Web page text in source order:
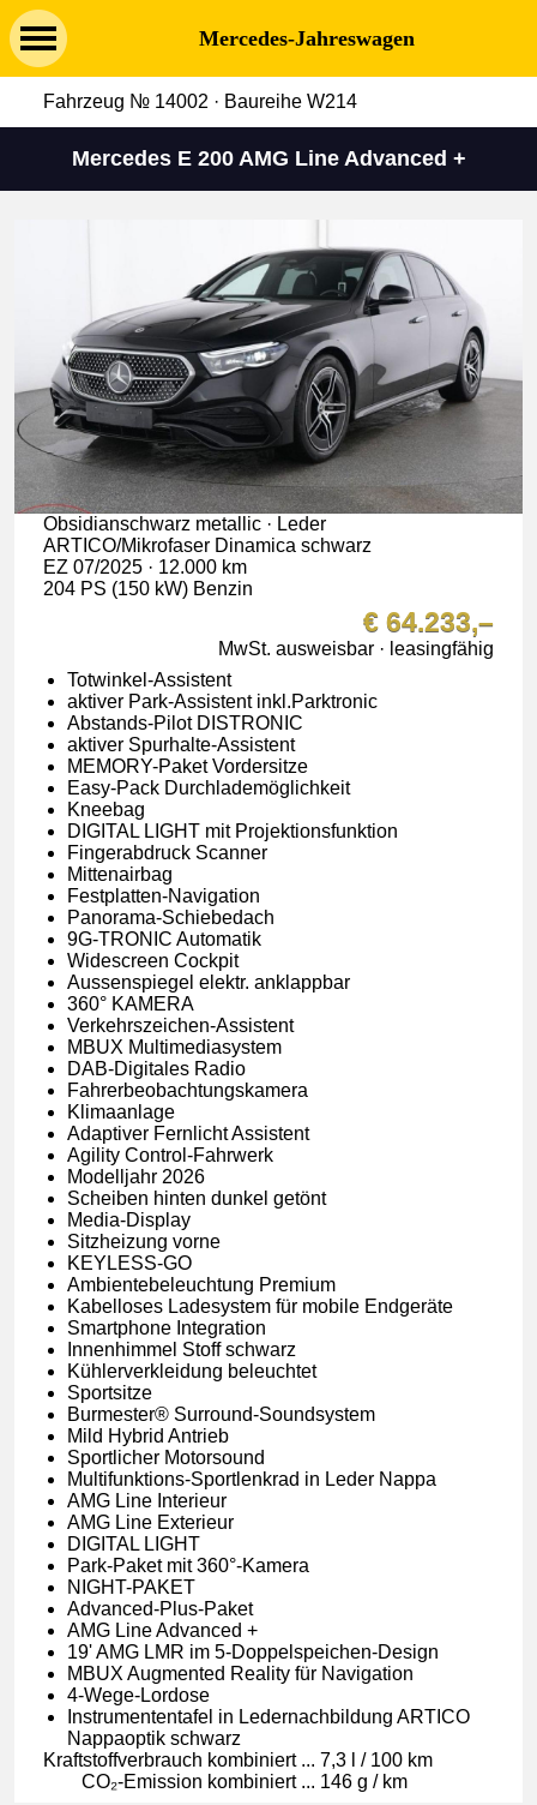
Mercedes-Jahreswagen
Fahrzeug № 14002 · Baureihe W214
Mercedes E 200 AMG Line Advanced +
Obsidianschwarz metallic · Leder
ARTICO/Mikrofaser Dinamica schwarz
EZ 07/2025 · 12.000 km
204 PS (150 kW) Benzin
€ 64.233,–
MwSt. ausweisbar · leasingfähig
Totwinkel-Assistent
aktiver Park-Assistent inkl.Parktronic
Abstands-Pilot DISTRONIC
aktiver Spurhalte-Assistent
MEMORY-Paket Vordersitze
Easy-Pack Durchlademöglichkeit
Kneebag
DIGITAL LIGHT mit Projektionsfunktion
Fingerabdruck Scanner
Mittenairbag
Festplatten-Navigation
Panorama-Schiebedach
9G-TRONIC Automatik
Widescreen Cockpit
Aussenspiegel elektr. anklappbar
360° KAMERA
Verkehrszeichen-Assistent
MBUX Multimediasystem
DAB-Digitales Radio
Fahrerbeobachtungskamera
Klimaanlage
Adaptiver Fernlicht Assistent
Agility Control-Fahrwerk
Modelljahr 2026
Scheiben hinten dunkel getönt
Media-Display
Sitzheizung vorne
KEYLESS-GO
Ambientebeleuchtung Premium
Kabelloses Ladesystem für mobile Endgeräte
Smartphone Integration
Innenhimmel Stoff schwarz
Kühlerverkleidung beleuchtet
Sportsitze
Burmester® Surround-Soundsystem
Mild Hybrid Antrieb
Sportlicher Motorsound
Multifunktions-Sportlenkrad in Leder Nappa
AMG Line Interieur
AMG Line Exterieur
DIGITAL LIGHT
Park-Paket mit 360°-Kamera
NIGHT-PAKET
Advanced-Plus-Paket
AMG Line Advanced +
19' AMG LMR im 5-Doppelspeichen-Design
MBUX Augmented Reality für Navigation
4-Wege-Lordose
Instrumententafel in Ledernachbildung ARTICO
Nappaoptik schwarz
Kraft­stoff­ver­brauch kom­bi­niert... 7,3 l / 100 km
CO₂-Emis­si­on kom­bi­niert... 146 g / km